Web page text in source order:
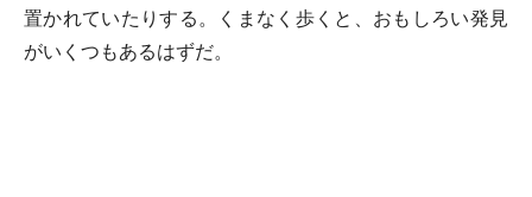
置かれていたりする。くまなく歩くと、おもしろい発見
がいくつもあるはずだ。